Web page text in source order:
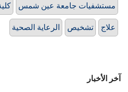
مستشفيات جامعة عين شمس
الرعاية الصحية تشخيص علاج
آخر الأخبار